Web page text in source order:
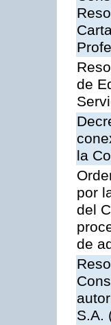
de
la
por
del
de
S.A.